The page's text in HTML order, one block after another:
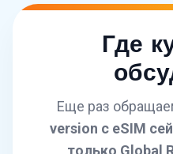
Где
Еще раз
version с eSIM